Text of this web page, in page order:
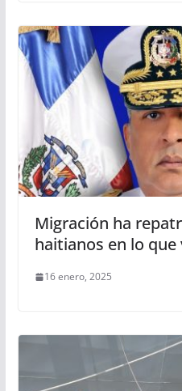
Migración ha
haitianos en lo que
16 enero, 2025